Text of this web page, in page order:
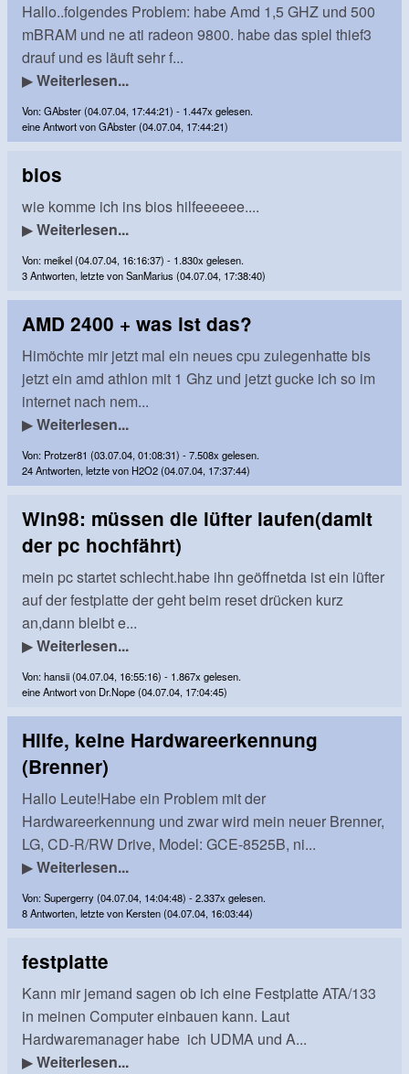
Hallo..folgendes Problem: habe Amd 1,5 GHZ und 500
mBRAM und ne ati radeon 9800. habe das spiel thief3
drauf und es läuft sehr f...
▶Weiterlesen...
Von: GAbster (04.07.04, 17:44:21) - 1.447x gelesen.
eine Antwort von GAbster (04.07.04, 17:44:21)
bios
wie komme ich ins bios hilfeeeeee....
▶Weiterlesen...
Von: meikel (04.07.04, 16:16:37) - 1.830x gelesen.
3 Antworten, letzte von SanMarius (04.07.04, 17:38:40)
AMD 2400 + was ist das?
Himöchte mir jetzt mal ein neues cpu zulegenhatte bis
jetzt ein amd athlon mit 1 Ghz und jetzt gucke ich so im
internet nach nem...
▶Weiterlesen...
Von: Protzer81 (03.07.04, 01:08:31) - 7.508x gelesen.
24 Antworten, letzte von H2O2 (04.07.04, 17:37:44)
Win98: müssen die lüfter laufen(damit
der pc hochfährt)
mein pc startet schlecht.habe ihn geöffnetda ist ein lüfter
auf der festplatte der geht beim reset drücken kurz
an,dann bleibt e...
▶Weiterlesen...
Von: hansii (04.07.04, 16:55:16) - 1.867x gelesen.
eine Antwort von Dr.Nope (04.07.04, 17:04:45)
Hilfe, keine Hardwareerkennung
(Brenner)
Hallo Leute!Habe ein Problem mit der
Hardwareerkennung und zwar wird mein neuer Brenner,
LG, CD-R/RW Drive, Model: GCE-8525B, ni...
▶Weiterlesen...
Von: Supergerry (04.07.04, 14:04:48) - 2.337x gelesen.
8 Antworten, letzte von Kersten (04.07.04, 16:03:44)
festplatte
Kann mir jemand sagen ob ich eine Festplatte ATA/133
in meinen Computer einbauen kann. Laut
Hardwaremanager habe ich UDMA und A...
▶Weiterlesen...